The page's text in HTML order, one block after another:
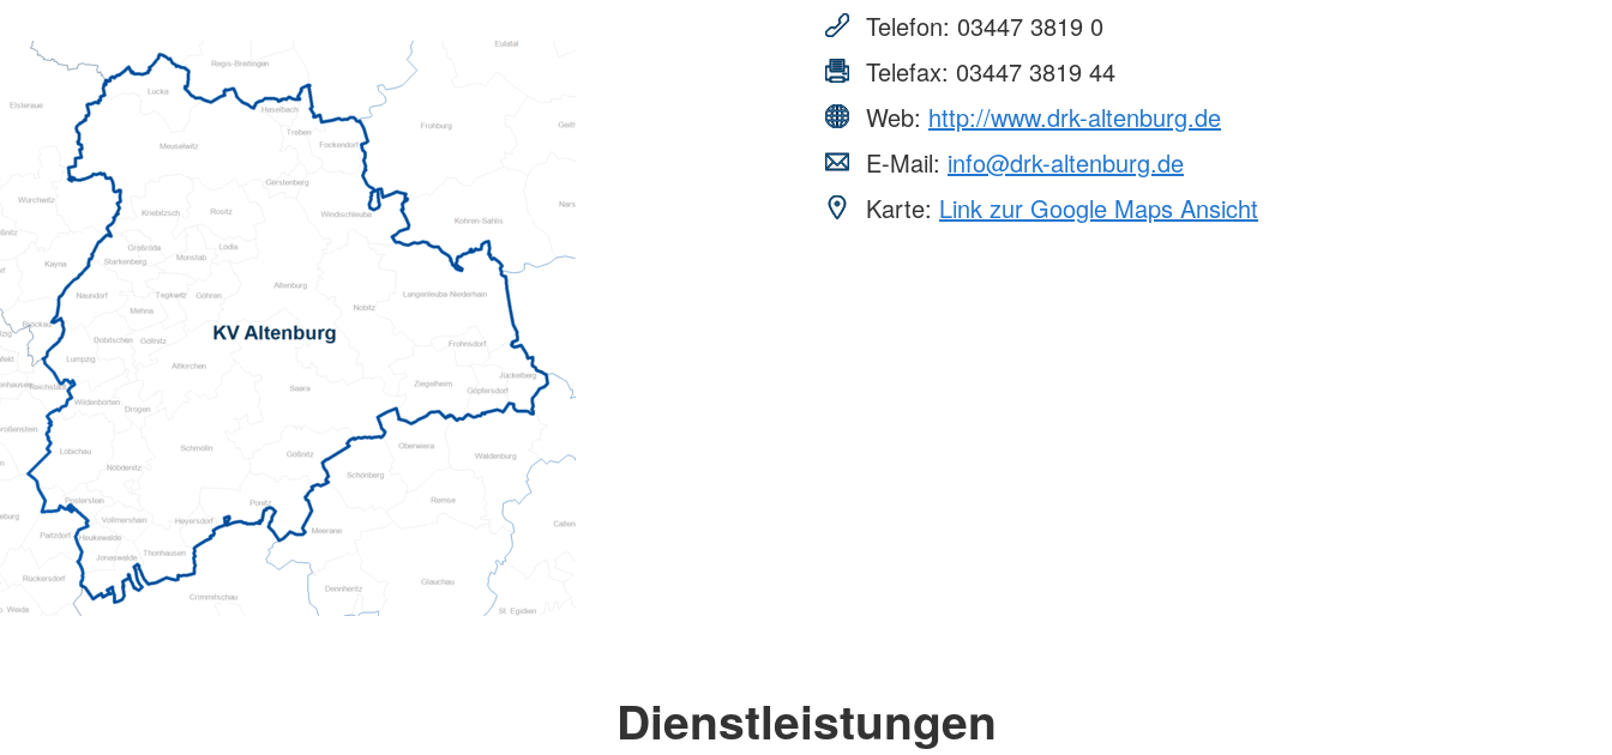
Telefon: 03447 3819 0
Telefax: 03447 3819 44
Web: http://www.drk-altenburg.de
E-Mail: info@drk-altenburg.de
Karte: Link zur Google Maps Ansicht
Dienstleistungen